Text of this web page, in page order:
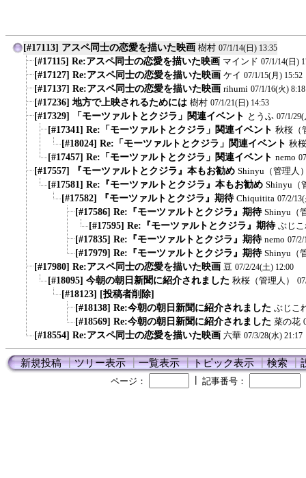
[#17113] アスペ同士の恋愛を描いた映画 樹村 07/1/14(日) 13:35
[#17115] Re:アスペ同士の恋愛を描いた映画 マインド 07/1/14(日)
[#17127] Re:アスペ同士の恋愛を描いた映画 ケイ 07/1/15(月) 15:52
[#17137] Re:アスペ同士の恋愛を描いた映画 rihumi 07/1/16(火) 8:18
[#17236] 地方で上映されるためには 樹村 07/1/21(日) 14:53
[#17329] 「モーツァルトとクジラ」関連イベント とうふ 07/1/
[#17341] Re:「モーツァルトとクジラ」関連イベント 秋桜（
[#18024] Re:「モーツァルトとクジラ」関連イベント 秋
[#17457] Re:「モーツァルトとクジラ」関連イベント nemo
[#17557] 『モーツァルトとクジラ』本もお勧め Shinyu（管理人
[#17581] Re:『モーツァルトとクジラ』本もお勧め Shinyu（
[#17582] 『モーツァルトとクジラ』期待 Chiquitita 07/2/
[#17586] Re:『モーツァルトとクジラ』期待 Shinyu（
[#17595] Re:『モーツァルトとクジラ』期待 ぶじ
[#17835] Re:『モーツァルトとクジラ』期待 nemo 07/2/
[#17979] Re:『モーツァルトとクジラ』期待 Shinyu（
[#17980] Re:アスペ同士の恋愛を描いた映画 豆 07/2/24(土) 12:00
[#18095] 今朝の朝日新聞に紹介されました 秋桜（管理人）
[#18123] [投稿者削除]
[#18138] Re:今朝の朝日新聞に紹介されました ぶじこ
[#18569] Re:今朝の朝日新聞に紹介されました 菜の花
[#18554] Re:アスペ同士の恋愛を描いた映画 六華 07/3/28(水) 21:17
新規投稿┃ツリー表示┃一覧表示┃トピック表示┃検索┃
ページ： 記事番号：